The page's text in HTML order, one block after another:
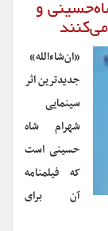
و
«ان‌شاءالله»
جدیدترین اثر
سینمایی
شهرام شاه
حسینی است
که فیلمنامه
آن برای